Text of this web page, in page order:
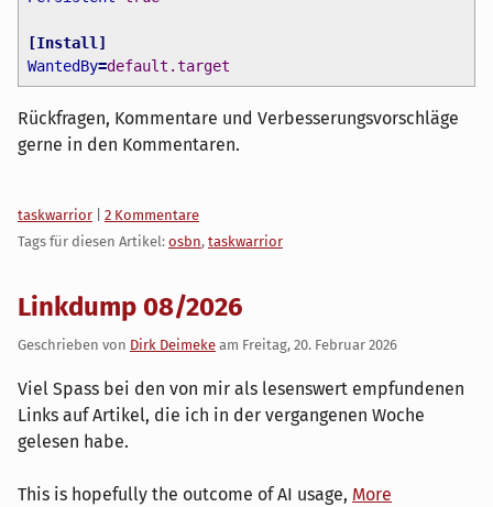
[Install ]
WantedBy=default.target
Rückfragen, Kommentare und Verbesserungsvorschläge
gerne in den Kommentaren.
Kategorien:
taskwarrior
2 Kommentare
Tags für diesen Artikel: osbn, taskwarrior
Linkdump 08/2026
Geschrieben von Dirk Deimeke am Freitag, 20. Februar 2026
Viel Spass bei den von mir als lesenswert empfundenen
Links auf Artikel, die ich in der vergangenen Woche
gelesen habe.
This is hopefully the outcome of AI usage, More